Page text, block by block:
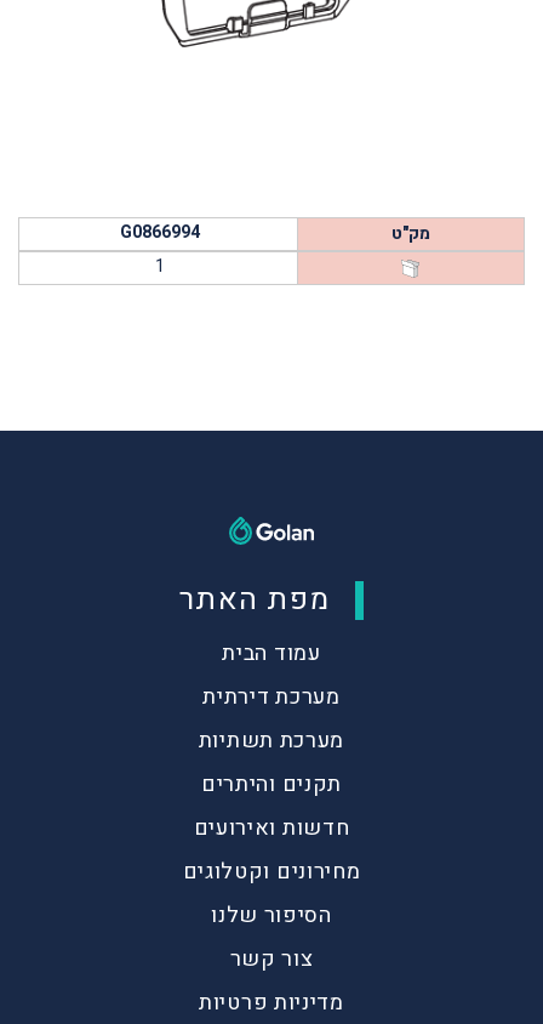
מק"ט
G0866994
1
מפת האתר
עמוד הבית
מערכת דירתית
מערכת תשתיות
תקנים והיתרים
חדשות ואירועים
מחירונים וקטלוגים
הסיפור שלנו
צור קשר
מדיניות פרטיות